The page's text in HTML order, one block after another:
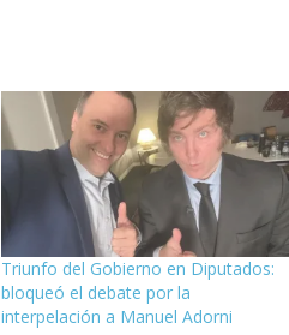
Triunfo del Gobierno en Diputados:
bloqueó el debate por la
interpelación a Manuel Adorni